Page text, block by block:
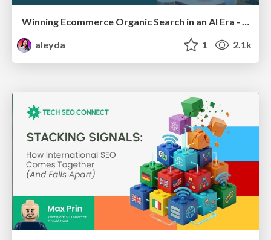
Winning Ecommerce Organic Search in an AI Era - #searchnstuff2025
aleyda
1 2.1k